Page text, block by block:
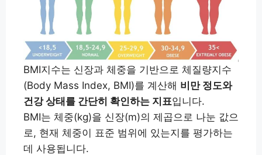
BMI지수는 신장과 체중을 기반으로 체질량지수
(Body Mass Index, BMI)를 계산해 비만 정도와
건강 상태를 간단히 확인하는 지표입니다.
BMI는 체중(kg)을 신장(m)의 제곱으로 나눈 값으
로, 현재 체중이 표준 범위에 있는지를 평가하는
데 사용됩니다.